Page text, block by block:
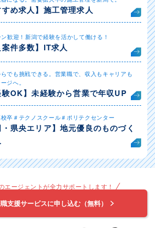
すめ求人】施工管理求人
歓迎！新潟で経験を活かして働ける！
案件多数】IT求人
でも挑戦できる。営業職で、収入もキャリアも
ジへ。
験OK】未経験から営業で年収UP
卒＃テクノスクール＃ポリテクセンター
・県央エリア】地元優良のものづく
エージェントが全力サポートします！
支援サービスに申し込む（無料）